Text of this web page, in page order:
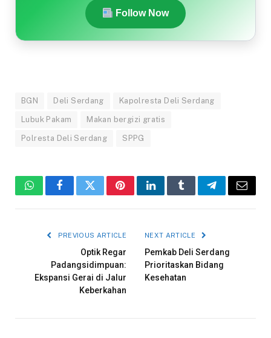
Follow Now
BGN Deli Serdang Kapolresta Deli Serdang
Lubuk Pakam Makan bergizi gratis
Polresta Deli Serdang SPPG
WhatsAppFacebookTwitterPinterestLinkedInTumblrTelegramEmail
PREVIOUS ARTICLE
Optik Regar
Padangsidimpuan:
Ekspansi Gerai di Jalur
Keberkahan
NEXT ARTICLE
Pemkab Deli Serdang
Prioritaskan Bidang
Kesehatan